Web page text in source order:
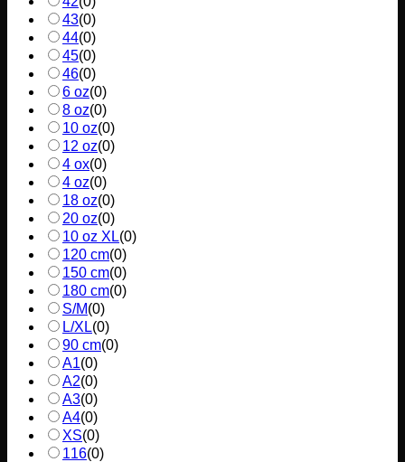
43(0)
44(0)
45(0)
46(0)
6 oz(0)
8 oz(0)
10 oz(0)
12 oz(0)
4 ox(0)
4 oz(0)
18 oz(0)
20 oz(0)
10 oz XL(0)
120 cm(0)
150 cm(0)
180 cm(0)
S/M(0)
L/XL(0)
90 cm(0)
A1(0)
A2(0)
A3(0)
A4(0)
XS(0)
116(0)